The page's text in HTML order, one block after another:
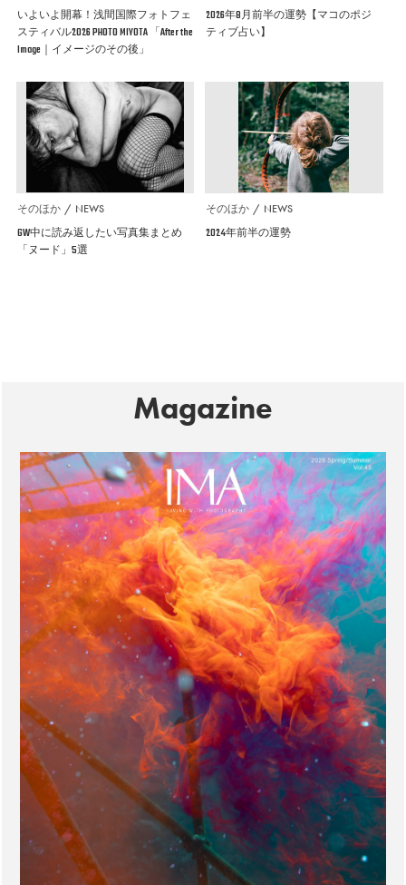
いよいよ開幕！浅間国際フォトフェ
スティバル2026 PHOTO MIYOTA 「After the
Image｜イメージのその後」
2026年8月前半の運勢【マコのポジ
ティブ占い】
そのほか NEWS
GW中に読み返したい写真集まとめ
「ヌード」5選
そのほか NEWS
2024年前半の運勢
Magazine